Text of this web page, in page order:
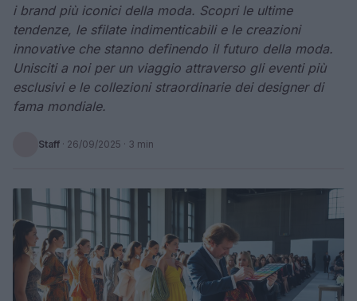
i brand più iconici della moda. Scopri le ultime
tendenze, le sfilate indimenticabili e le creazioni
innovative che stanno definendo il futuro della moda.
Unisciti a noi per un viaggio attraverso gli eventi più
esclusivi e le collezioni straordinarie dei designer di
fama mondiale.
Staff · 26/09/2025 · 3 min